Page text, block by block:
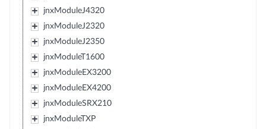
jnxModuleJ4320
jnxModuleJ2320
jnxModuleJ2350
jnxModuleT1600
jnxModuleEX3200
jnxModuleEX4200
jnxModuleSRX210
jnxModuleTXP